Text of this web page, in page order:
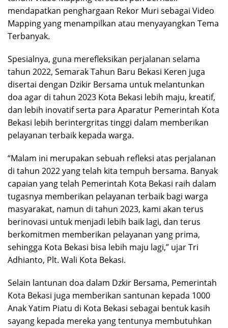
mendapatkan penghargaan Rekor Muri sebagai Video
Mapping yang menampilkan atau menyayangkan Tema
Terbanyak.
Spesialnya, guna merefleksikan perjalanan selama
tahun 2022, Semarak Tahun Baru Bekasi Keren juga
disertai dengan Dzikir Bersama untuk melantunkan
doa agar di tahun 2023 Kota Bekasi lebih maju, kreatif,
dan lebih inovatif serta para Aparatur Pemerintah Kota
Bekasi lebih berintergritas tinggi dalam memberikan
pelayanan terbaik kepada warga.
“Malam ini merupakan sebuah refleksi atas perjalanan
di tahun 2022 yang telah kita tempuh bersama. Banyak
capaian yang telah Pemerintah Kota Bekasi raih dalam
tugasnya memberikan pelayanan terbaik bagi warga
masyarakat, namun di tahun 2023, kami akan terus
berinovasi untuk menjadi lebih baik lagi, dan terus
berkomitmen memberikan pelayanan yang prima,
sehingga Kota Bekasi bisa lebih maju lagi,” ujar Tri
Adhianto, Plt. Wali Kota Bekasi.
Selain lantunan doa dalam Dzkir Bersama, Pemerintah
Kota Bekasi juga memberikan santunan kepada 1000
Anak Yatim Piatu di Kota Bekasi sebagai bentuk kasih
sayang kepada mereka yang tentunya membutuhkan